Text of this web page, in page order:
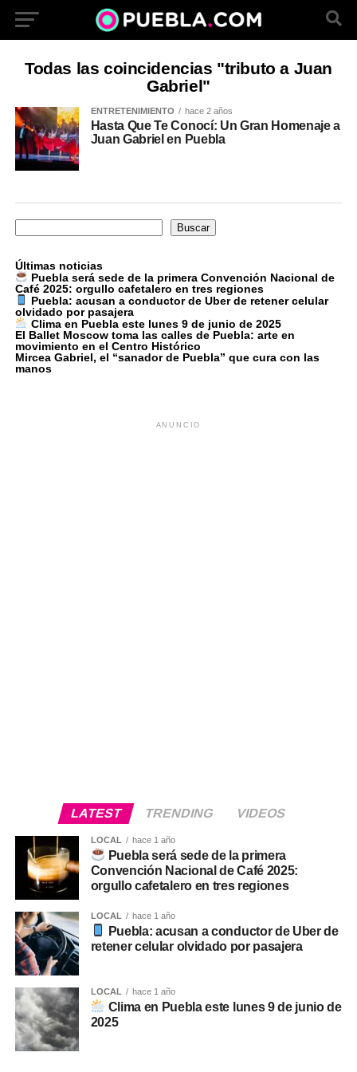
Todas las coincidencias "tributo a Juan
Gabriel"
ENTRETENIMIENTO hace 2 años
Hasta Que Te Conocí: Un Gran Homenaje a
Juan Gabriel en Puebla
Buscar Buscar
Últimas noticias
Puebla será sede de la primera Convención Nacional de
Café 2025: orgullo cafetalero en tres regiones
Puebla: acusan a conductor de Uber de retener celular
olvidado por pasajera
Clima en Puebla este lunes 9 de junio de 2025
El Ballet Moscow toma las calles de Puebla: arte en
movimiento en el Centro Histórico
Mircea Gabriel, el “sanador de Puebla” que cura con las
manos
ANUNCIO
LATEST TRENDING VIDEOS
LOCAL hace 1 año
Puebla será sede de la primera
Convención Nacional de Café 2025:
orgullo cafetalero en tres regiones
LOCAL hace 1 año
Puebla: acusan a conductor de Uber de
retener celular olvidado por pasajera
LOCAL hace 1 año
Clima en Puebla este lunes 9 de junio de
2025